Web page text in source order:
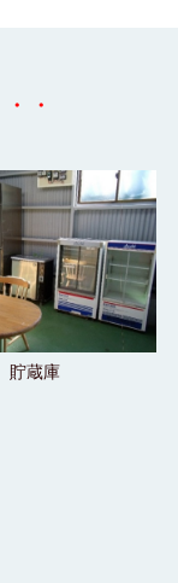
・
災
理
貯蔵庫